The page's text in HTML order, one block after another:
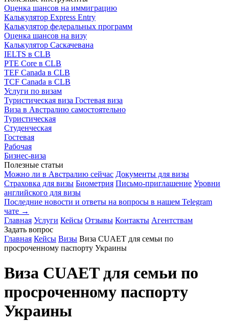
Оценка шансов на иммиграцию
Калькулятор Express Entry
Калькулятор федеральных программ
Оценка шансов на визу
Калькулятор Саскачевана
IELTS в CLB
PTE Core в CLB
TEF Canada в CLB
TCF Canada в CLB
Услуги по визам
Туристическая виза Гостевая виза
Виза в Австралию самостоятельно
Туристическая
Студенческая
Гостевая
Рабочая
Бизнес-виза
Полезные статьи
Можно ли в Австралию сейчас Документы для визы
Страховка для визы Биометрия Письмо-приглашение Уровни
английского для визы
Последние новости и ответы на вопросы в нашем Telegram
чате →
Главная Услуги Кейсы Отзывы Контакты Агентствам
Задать вопрос
Главная Кейсы Визы Виза CUAET для семьи по
просроченному паспорту Украины
Виза CUAET для семьи по
просроченному паспорту
Украины